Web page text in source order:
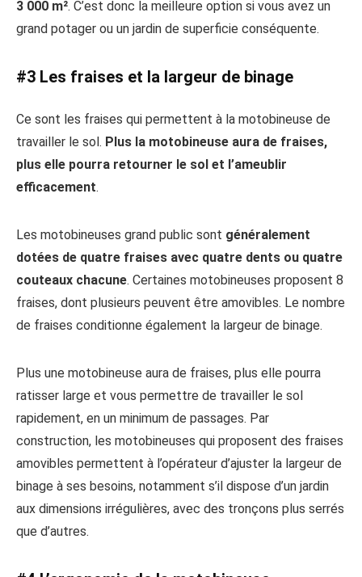
3 000 m². C’est donc la meilleure option si vous avez un
grand potager ou un jardin de superficie conséquente.
#3 Les fraises et la largeur de binage
Ce sont les fraises qui permettent à la motobineuse de
travailler le sol. Plus la motobineuse aura de fraises,
plus elle pourra retourner le sol et l’ameublir
efficacement.
Les motobineuses grand public sont généralement
dotées de quatre fraises avec quatre dents ou quatre
couteaux chacune. Certaines motobineuses proposent 8
fraises, dont plusieurs peuvent être amovibles. Le nombre
de fraises conditionne également la largeur de binage.
Plus une motobineuse aura de fraises, plus elle pourra
ratisser large et vous permettre de travailler le sol
rapidement, en un minimum de passages. Par
construction, les motobineuses qui proposent des fraises
amovibles permettent à l’opérateur d’ajuster la largeur de
binage à ses besoins, notamment s’il dispose d’un jardin
aux dimensions irrégulières, avec des tronçons plus serrés
que d’autres.